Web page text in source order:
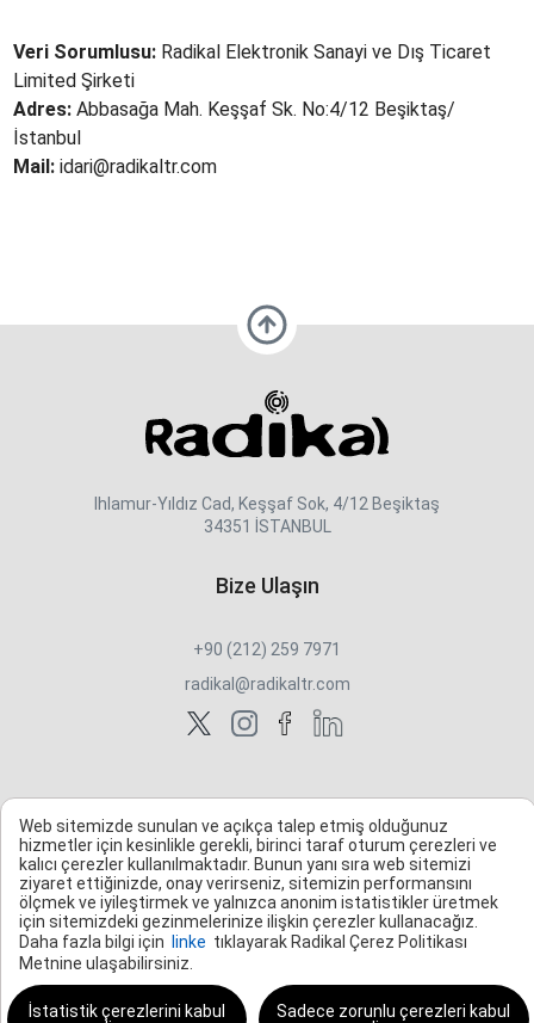
Veri Sorumlusu: Radikal Elektronik Sanayi ve Dış Ticaret
Limited Şirketi
Adres:Abbasağa Mah. Keşşaf Sk. No:4/12 Beşiktaş/
İstanbul
Mail: idari@radikaltr.com
Ihlamur-Yıldız Cad, Keşşaf Sok, 4/12 Beşiktaş
34351 İSTANBUL
Bize Ulaşın
+90 (212) 259 7971
radikal@radikaltr.com
Web sitemizde sunulan ve açıkça talep etmiş olduğunuz
hizmetler için kesinlikle gerekli, birinci taraf oturum çerezleri ve
kalıcı çerezler kullanılmaktadır. Bunun yanı sıra web sitemizi
ziyaret ettiğinizde, onay verirseniz, sitemizin performansını
ölçmek ve iyileştirmek ve yalnızca anonim istatistikler üretmek
için sitemizdeki gezinmelerinize ilişkin çerezler kullanacağız.
Daha fazla bilgi için
linke tıklayarak Radikal Çerez Politikası
Metnine ulaşabilirsiniz.
İstatistik çerezlerini kabul
Sadece zorunlu çerezleri kabul